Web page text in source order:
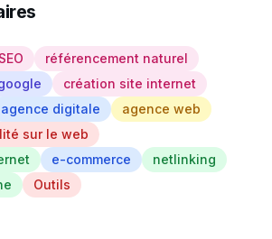
SEO
référencement naturel
création site internet
agence digitale
agence web
sur le web
e-commerce
netlinking
Outils